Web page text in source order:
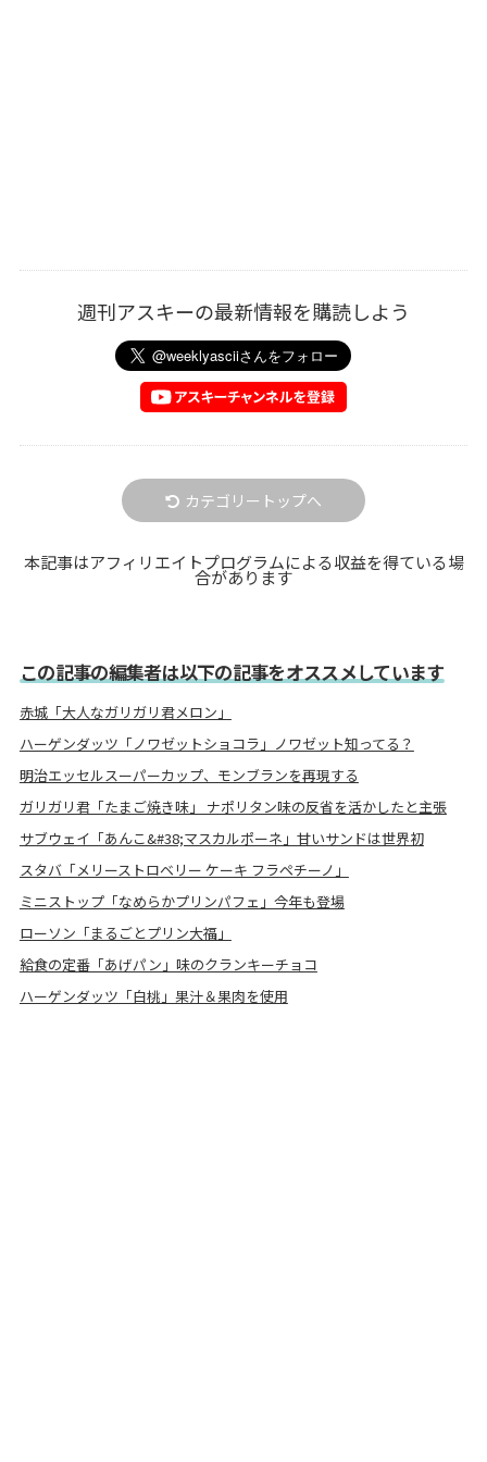
週刊アスキーの最新情報を購読しよう
カテゴリートップへ
本記事はアフィリエイトプログラムによる収益を得ている場
合があります
この記事の編集者は以下の記事をオススメしています
赤城「大人なガリガリ君メロン」
ハーゲンダッツ「ノワゼットショコラ」ノワゼット知ってる？
明治エッセルスーパーカップ、モンブランを再現する
ガリガリ君「たまご焼き味」 ナポリタン味の反省を活かしたと主張
サブウェイ「あんこ&#38;マスカルポーネ」甘いサンドは世界初
スタバ「メリーストロベリー ケーキ フラペチーノ」
ミニストップ「なめらかプリンパフェ」今年も登場
ローソン「まるごとプリン大福」
給食の定番「あげパン」味のクランキーチョコ
ハーゲンダッツ「白桃」果汁＆果肉を使用